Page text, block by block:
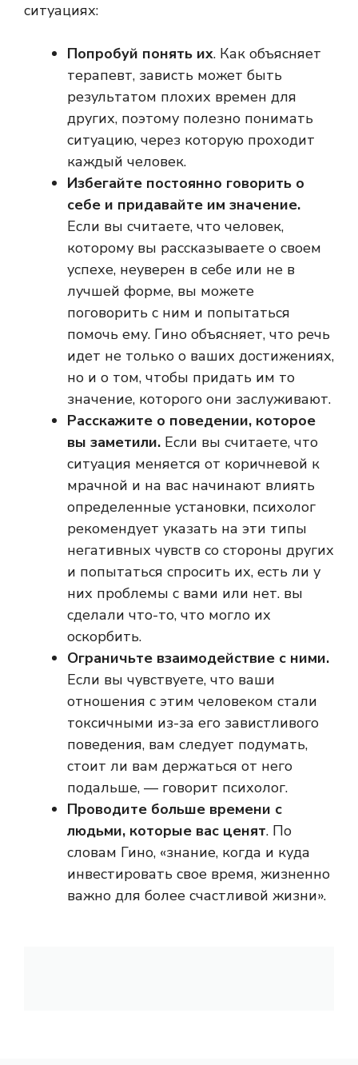
ситуациях:
Попробуй понять их. Как объясняет
терапевт, зависть может быть
результатом плохих времен для
других, поэтому полезно понимать
ситуацию, через которую проходит
каждый человек.
Избегайте постоянно говорить о
себе и придавайте им значение.
Если вы считаете, что человек,
которому вы рассказываете о своем
успехе, неуверен в себе или не в
лучшей форме, вы можете
поговорить с ним и попытаться
помочь ему. Гино объясняет, что речь
идет не только о ваших достижениях,
но и о том, чтобы придать им то
значение, которого они заслуживают.
Расскажите о поведении, которое
вы заметили. Если вы считаете, что
ситуация меняется от коричневой к
мрачной и на вас начинают влиять
определенные установки, психолог
рекомендует указать на эти типы
негативных чувств со стороны других
и попытаться спросить их, есть ли у
них проблемы с вами или нет. вы
сделали что-то, что могло их
оскорбить.
Ограничьте взаимодействие с ними.
Если вы чувствуете, что ваши
отношения с этим человеком стали
токсичными из-за его завистливого
поведения, вам следует подумать,
стоит ли вам держаться от него
подальше, — говорит психолог.
Проводите больше времени с
людьми, которые вас ценят. По
словам Гино, «знание, когда и куда
инвестировать свое время, жизненно
важно для более счастливой жизни».